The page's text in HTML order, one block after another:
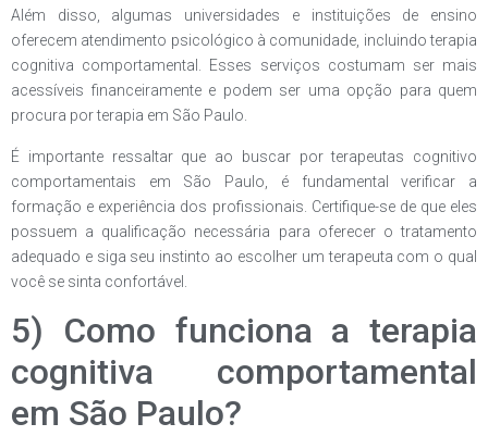
Além disso, algumas universidades e instituições de ensino
oferecem atendimento psicológico à comunidade, incluindo terapia
cognitiva comportamental. Esses serviços costumam ser mais
acessíveis financeiramente e podem ser uma opção para quem
procura por terapia em São Paulo.
É importante ressaltar que ao buscar por terapeutas cognitivo
comportamentais em São Paulo, é fundamental verificar a
formação e experiência dos profissionais. Certifique-se de que eles
possuem a qualificação necessária para oferecer o tratamento
adequado e siga seu instinto ao escolher um terapeuta com o qual
você se sinta confortável.
5) Como funciona a terapia
cognitiva comportamental
em São Paulo?